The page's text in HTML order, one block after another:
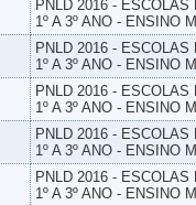
PNLD 2016 -
1º A 3º ANO - ENSINO
PNLD 2016 -
1º A 3º ANO - ENSINO
PNLD 2016 -
1º A 3º ANO - ENSINO
PNLD 2016 -
1º A 3º ANO - ENSINO
PNLD 2016 -
1º A 3º ANO - ENSINO